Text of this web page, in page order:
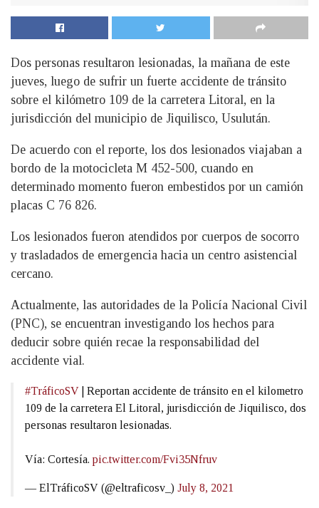
Dos personas resultaron lesionadas, la mañana de este
jueves, luego de sufrir un fuerte accidente de tránsito
sobre el kilómetro 109 de la carretera Litoral, en la
jurisdicción del municipio de Jiquilisco, Usulután.
De acuerdo con el reporte, los dos lesionados viajaban a
bordo de la motocicleta M 452-500, cuando en
determinado momento fueron embestidos por un camión
placas C 76 826.
Los lesionados fueron atendidos por cuerpos de socorro
y trasladados de emergencia hacia un centro asistencial
cercano.
Actualmente, las autoridades de la Policía Nacional Civil
(PNC), se encuentran investigando los hechos para
deducir sobre quién recae la responsabilidad del
accidente vial.
#TráficoSV | Reportan accidente de tránsito en el kilometro
109 de la carretera El Litoral, jurisdicción de Jiquilisco, dos
personas resultaron lesionadas.
Vía: Cortesía. pic.twitter.com/Fvi35Nfruv
— ElTráficoSV (@eltraficosv_) July 8, 2021